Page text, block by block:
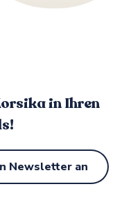
in Ihren
Newsletter an